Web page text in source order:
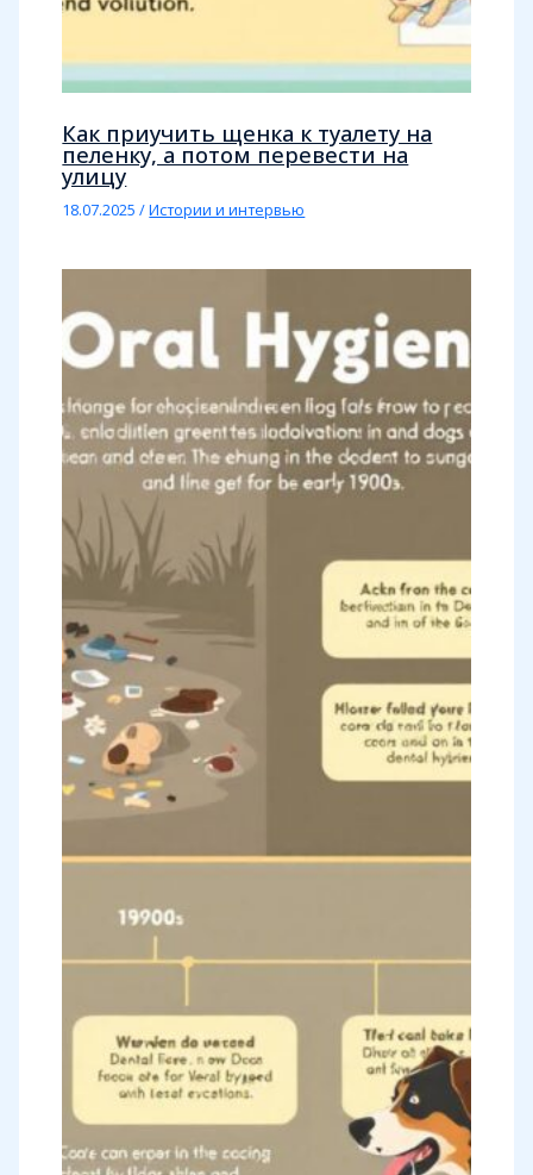
Как приучить щенка к туалету на
пеленку, а потом перевести на
улицу
18.07.2025/Истории и интервью